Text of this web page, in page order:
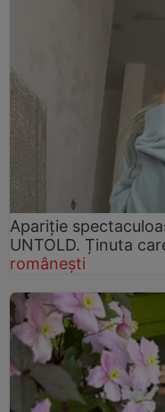
Apariție
UNTOLD. Ținuta
românești